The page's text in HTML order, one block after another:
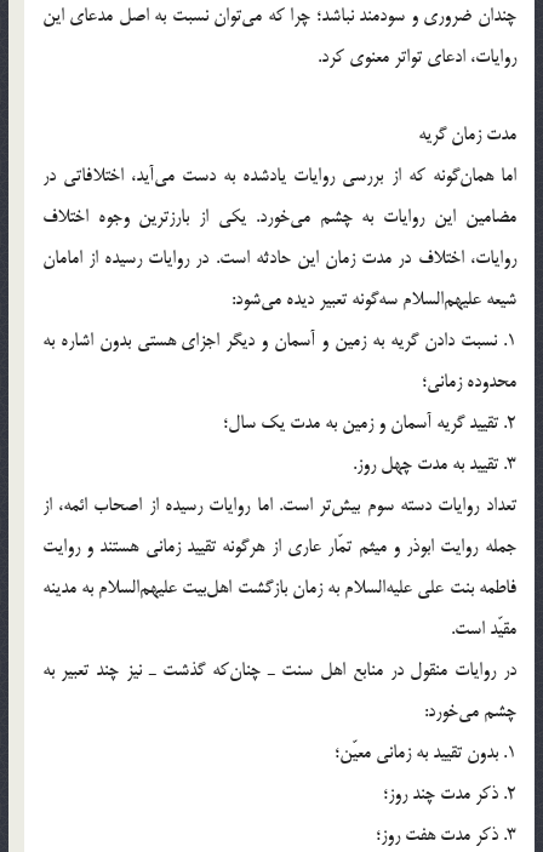
چندان ضروری و سودمند نباشد؛ چرا که می‌توان نسبت به اصل مدعای این
روایات، ادعای تواتر معنوی کرد.
مدت زمان گریه
اما همان‌گونه که از بررسی روایات یادشده به دست می‌آید، اختلافاتی در
مضامین این روایات به چشم می‌خورد. یکی از بارزترین وجوه اختلاف
روایات، اختلاف در مدت زمان این حادثه است. در روایات رسیده از امامان
شیعه علیهم‌السلام سه‌گونه تعبیر دیده می‌شود:
1. نسبت دادن گریه به زمین و آسمان و دیگر اجزای هستی بدون اشاره به
محدوده زمانی؛
2. تقیید گریه آسمان و زمین به مدت یک سال؛
3. تقیید به مدت چهل روز.
تعداد روایات دسته سوم بیش‌تر است. اما روایات رسیده از اصحاب ائمه، از
جمله روایت ابوذر و میثم تمّار عاری از هرگونه تقیید زمانی هستند و روایت
فاطمه بنت علی علیه‌السلام به زمان بازگشت اهل‌بیت علیهم‌السلام به مدینه
مقیّد است.
در روایات منقول در منابع اهل سنت ـ چنان‌که گذشت ـ نیز چند تعبیر به
چشم می‌خورد:
1. بدون تقیید به زمانی معیّن؛
2. ذکر مدت چند روز؛
3. ذکر مدت هفت روز؛